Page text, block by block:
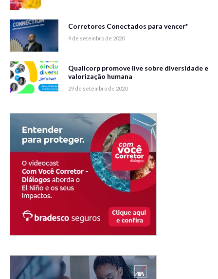
Corretores Conectados para vencer*
9 de setembro de 2020
Qualicorp promove live sobre diversidade e
valorização humana
29 de setembro de 2020